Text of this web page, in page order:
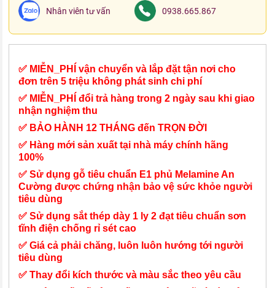
Nhân viên tư vấn 0938.665.867
✅ MIỄN_PHÍ vận chuyển và lắp đặt tận nơi cho
đơn trên 5 triệu không phát sinh chi phí
✅ MIỄN_PHÍ đổi trả hàng trong 2 ngày sau khi giao
nhận nghiệm thu
✅ BẢO HÀNH 12 THÁNG đến TRỌN ĐỜI
✅ Hàng mới sản xuất tại nhà máy chính hãng
100%
✅ Sử dụng gỗ tiêu chuẩn E1 phủ Melamine An
Cường được chứng nhận bảo vệ sức khỏe người
tiêu dùng
✅ Sử dụng sắt thép dày 1 ly 2 đạt tiêu chuẩn sơn
tĩnh điện chống rỉ sét cao
✅ Giá cả phải chăng, luôn luôn hướng tới người
tiêu dùng
✅ Thay đổi kích thước và màu sắc theo yêu cầu